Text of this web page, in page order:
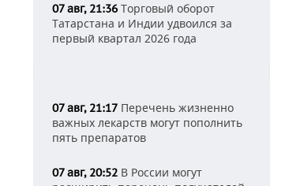
07 авг, 21:36 Торговый оборот
Татарстана и Индии удвоился за
первый квартал 2026 года
07 авг, 21:17 Перечень жизненно
важных лекарств могут пополнить
пять препаратов
07 авг, 20:52 В России могут